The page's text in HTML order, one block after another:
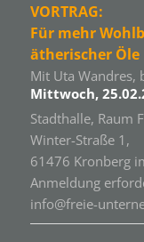
VORTRAG:
Für mehr
ätherischer Öle
Mit Uta Wandres,
Mittwoch,
Stadthalle, Raum
Winter-Straße 1,
61476 Kronberg
Anmeldung
info@freie-